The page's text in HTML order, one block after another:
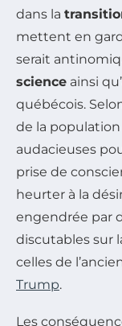
dans la
mettent en
serait
science ainsi
québécois.
de la
audacieuses
prise de
heurter à la
engendrée par
discutables sur
celles de
Trump.
Les